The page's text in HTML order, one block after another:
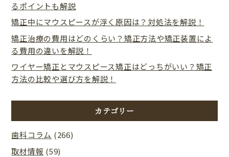
るポイントも解説
矯正中にマウスピースが浮く原因は？対処法を解説！
矯正治療の費用はどのくらい？矯正方法や矯正装置によ
る費用の違いを解説！
ワイヤー矯正とマウスピース矯正はどっちがいい？矯正
方法の比較や選び方を解説！
カテゴリー
歯科コラム (266)
取材情報 (59)